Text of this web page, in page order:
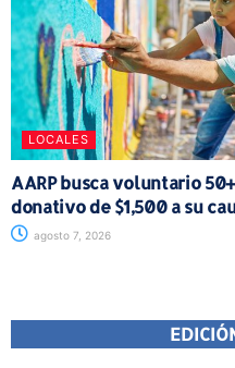
LOCALES
AARP busca voluntario
donativo de $1,500 a su
agosto 7, 2026